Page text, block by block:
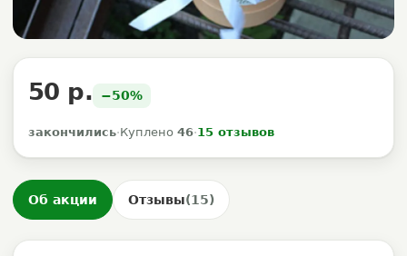
50 р. −50%
закончились·Куплено 46·15 отзывов
Об акции Отзывы(15)